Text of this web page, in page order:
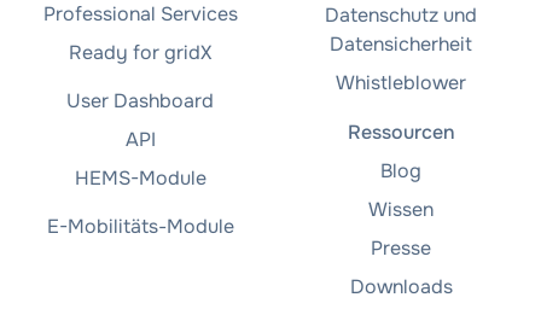
Professional Services
Ready for gridX
User Dashboard
API
HEMS-Module
E-Mobilitäts-Module
Datenschutz und
Datensicherheit
Whistleblower
Ressourcen
Blog
Wissen
Presse
Downloads